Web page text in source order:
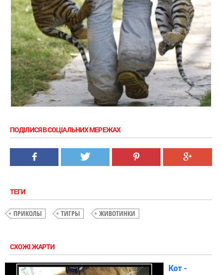
ПОДІЛИСЯ В СОЦІАЛЬНИХ МЕРЕЖАХ
ТЕГИ
ПРИКОЛЫ ТИГРЫ ЖИВОТИНКИ
СХОЖІ ЖАРТИ
Кот -